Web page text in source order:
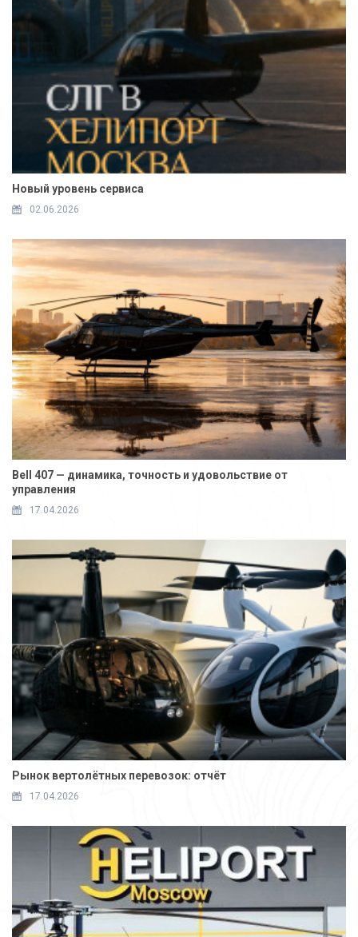
Новый уровень сервиса
02.06.2026
Bell 407 — динамика, точность и удовольствие от
управления
17.04.2026
Рынок вертолётных перевозок: отчёт
17.04.2026